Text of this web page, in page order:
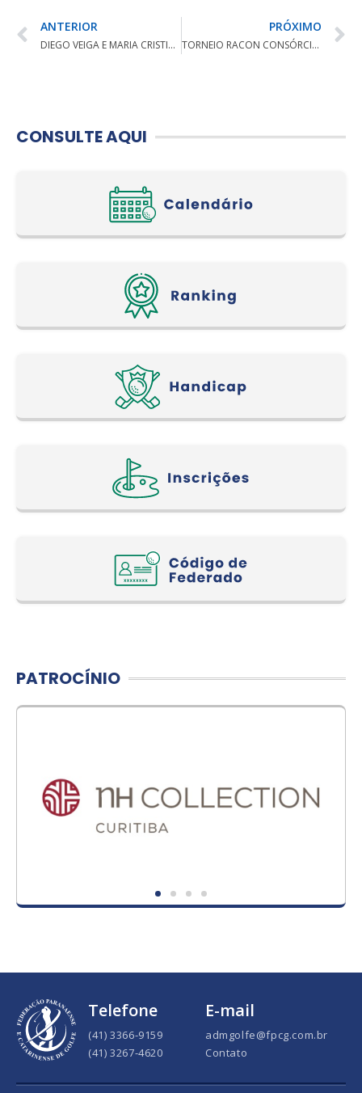
ANTERIOR
DIEGO VEIGA E MARIA CRISTINA BUENO VENCEM O 17º ABERTO DO SMCC
PRÓXIMO
TORNEIO RACON CONSÓRCIOS DE GOLF – COLINAS GOLF
CONSULTE AQUI
PATROCÍNIO
Telefone
(41) 3366-9159
(41) 3267-4620
E-mail
admgolfe@fpcg.com.br
Contato